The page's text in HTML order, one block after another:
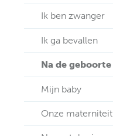
Ik ben zwanger
Ik ga bevallen
Na de geboorte
Mijn baby
Onze materniteit